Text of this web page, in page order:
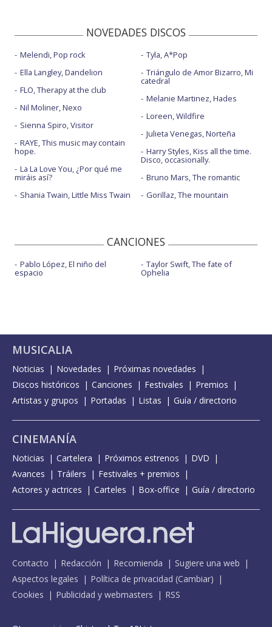
NOVEDADES DISCOS
Melendi, Pop rock
Ella Langley, Dandelion
FLO, Therapy at the club
Nil Moliner, Nexo
Sienna Spiro, Visitor
RAYE, This music may contain
hope.
La La Love You, ¿Por qué me
miráis así?
Shania Twain, Little Miss Twain
Tyla, A*Pop
Triángulo de Amor Bizarro, Mi
catedral
Melanie Martinez, Hades
Loreen, Wildfire
Julieta Venegas, Norteña
Harry Styles, Kiss all the time.
Disco, occasionally.
Bruno Mars, The romantic
Gorillaz, The mountain
CANCIONES
Pablo López, El niño del
espacio
Taylor Swift, The fate of
Ophelia
MUSICALIA
Noticias Novedades
Próximas novedades
Discos históricos
Canciones Festivales
Premios
Artistas y grupos
Portadas Listas Guía / directorio
CINEMANÍA
Noticias Cartelera Próximos estrenos
DVD
Avances
Tráilers
Festivales + premios
Actores y actrices
Carteles Box-office Guía / directorio
Contacto Redacción Recomienda
Sugiere una web
Aspectos legales
Política de privacidad (Cambiar)
Cookies
Publicidad y webmasters RSS